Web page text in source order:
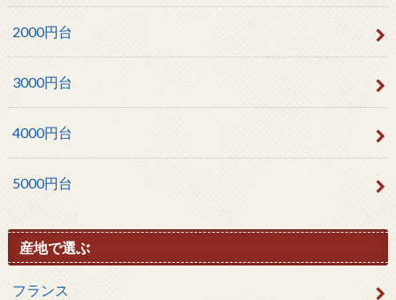
2000円台
3000円台
4000円台
5000円台
産地で選ぶ
フランス